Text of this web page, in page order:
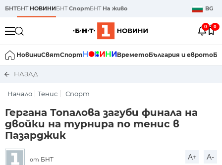
БНТБНТ НОВИНИБНТСпортБНТ На живо BG
0 0
НовиниСвятСпорт ВреметоБългария и еврото
НАЗАД
Начало Тенис Спорт
Гергана Топалова загуби финала на
двойки на турнира по тенис в
Пазарджик
от БНТ A+ A-